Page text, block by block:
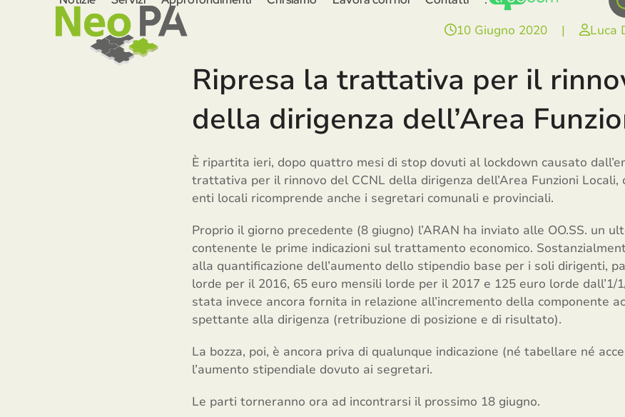
10 Giugno 2020 | Luca
Ripresa la trattativa per il
della dirigenza dell’Area
È ripartita ieri, dopo quattro mesi di stop dovuti al lockdown causato
trattativa per il rinnovo del CCNL della dirigenza dell’Area Funzioni
enti locali ricomprende anche i segretari comunali e provinciali.
Proprio il giorno precedente (8 giugno) l’ARAN ha inviato alle OO.SS. un
contenente le prime indicazioni sul trattamento economico.
alla quantificazione dell’aumento dello stipendio base per i soli dirigenti,
lorde per il 2016, 65 euro mensili lorde per il 2017 e 125 euro lorde dall’1/
stata invece ancora fornita in relazione all’incremento della componente
spettante alla dirigenza (retribuzione di posizione e di risultato).
La bozza, poi, è ancora priva di qualunque indicazione (né tabellare né
l’aumento stipendiale dovuto ai segretari.
Le parti torneranno ora ad incontrarsi il prossimo 18 giugno.